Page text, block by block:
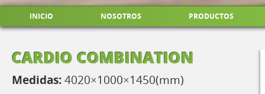
INICIO NOSOTROS PRODUCTOS
CARDIO COMBINATION
Medidas: 4020×1000×1450(mm)